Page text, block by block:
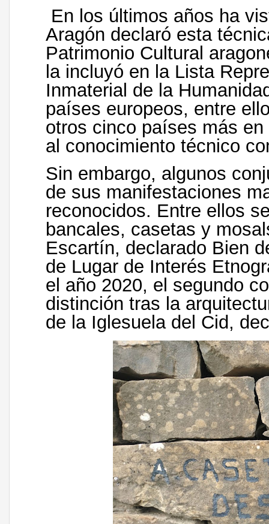
En los últimos años ha
Aragón declaró esta
Patrimonio Cultural
la incluyó en la Lista
Inmaterial de la
países europeos, entre
otros cinco países más
al conocimiento técnico
Sin embargo, algunos
de sus manifestaciones
reconocidos. Entre ellos
bancales, casetas y
Escartín, declarado Bien
de Lugar de Interés
el año 2020, el segundo
distinción tras la
de la Iglesuela del Cid,